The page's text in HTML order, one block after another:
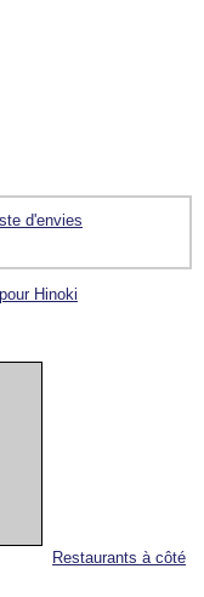
Restaurants à côté
d'envies
Hinoki